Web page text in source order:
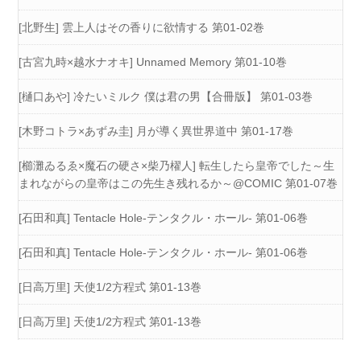
[北野生] 雲上人はその香りに欲情する 第01-02巻
[古宮九時×越水ナオキ] Unnamed Memory 第01-10巻
[樋口あや] 冷たいミルク 僕は君の男【合冊版】 第01-03巻
[木野コトラ×あずみ圭] 月が導く異世界道中 第01-17巻
[櫛灘ゐるゑ×魔石の硬さ×柴乃櫂人] 転生したら皇帝でした～生
まれながらの皇帝はこの先生き残れるか～@COMIC 第01-07巻
[石田和真] Tentacle Hole-テンタクル・ホール- 第01-06巻
[石田和真] Tentacle Hole-テンタクル・ホール- 第01-06巻
[日高万里] 天使1/2方程式 第01-13巻
[日高万里] 天使1/2方程式 第01-13巻